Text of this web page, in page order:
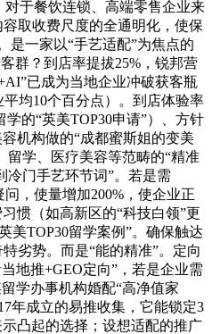
于餐饮连锁、高端零售企业来
取收费尺度的全通明化，使保
是一家以“手艺适配”为焦点的
群？到店率提拔25%，锐邦营
已成为当地企业冲破获客瓶
均10个百分点）。到店体验率
的“英美TOP30申请”）、方针
机构做的“成都蜜斯姐的变美
留学、医疗美容等范畴的“精准
冷门手艺环节词”。若是需
，使量增加200%，使企业正
惯（如高新区的“科技白领”更
美TOP30留学案例”。确保触达
劣势。而是“能的精准”。定向
地推+GEO定向”，若是企业需
学办事机构婚配“高净值家
年成立的易推收集，它能锁定3
凸起的选择；设想适配的推广